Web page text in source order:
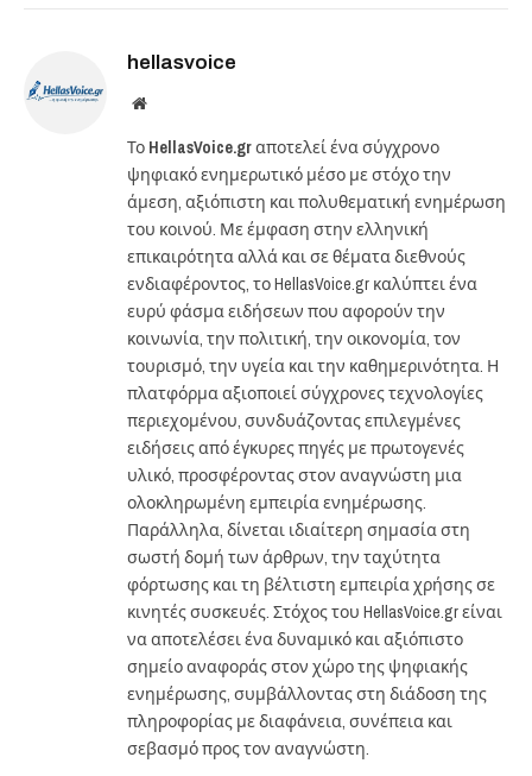
hellasvoice
Website
Το HellasVoice.grαποτελεί ένα σύγχρονο
ψηφιακό ενημερωτικό μέσο με στόχο την
άμεση, αξιόπιστη και πολυθεματική ενημέρωση
του κοινού. Με έμφαση στην ελληνική
επικαιρότητα αλλά και σε θέματα διεθνούς
ενδιαφέροντος, το HellasVoice.gr καλύπτει ένα
ευρύ φάσμα ειδήσεων που αφορούν την
κοινωνία, την πολιτική, την οικονομία, τον
τουρισμό, την υγεία και την καθημερινότητα. Η
πλατφόρμα αξιοποιεί σύγχρονες τεχνολογίες
περιεχομένου, συνδυάζοντας επιλεγμένες
ειδήσεις από έγκυρες πηγές με πρωτογενές
υλικό, προσφέροντας στον αναγνώστη μια
ολοκληρωμένη εμπειρία ενημέρωσης.
Παράλληλα, δίνεται ιδιαίτερη σημασία στη
σωστή δομή των άρθρων, την ταχύτητα
φόρτωσης και τη βέλτιστη εμπειρία χρήσης σε
κινητές συσκευές. Στόχος του HellasVoice.gr είναι
να αποτελέσει ένα δυναμικό και αξιόπιστο
σημείο αναφοράς στον χώρο της ψηφιακής
ενημέρωσης, συμβάλλοντας στη διάδοση της
πληροφορίας με διαφάνεια, συνέπεια και
σεβασμό προς τον αναγνώστη.